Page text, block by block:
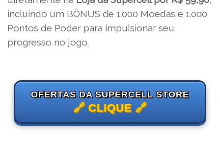
incluindo um BÔNUS de 1.000 Moedas e 1.000
Pontos de Poder para impulsionar seu
progresso no jogo.
OFERTAS DA SUPERCELL STORE
🔗 CLIQUE 🔗